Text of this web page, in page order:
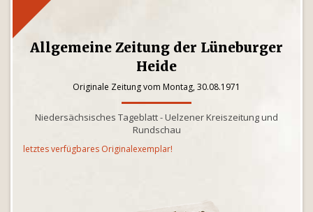
Allgemeine Zeitung der Lüneburger
Heide
Originale Zeitung vom Montag, 30.08.1971
Niedersächsisches Tageblatt - Uelzener Kreiszeitung und
Rundschau
letztes verfügbares Originalexemplar!